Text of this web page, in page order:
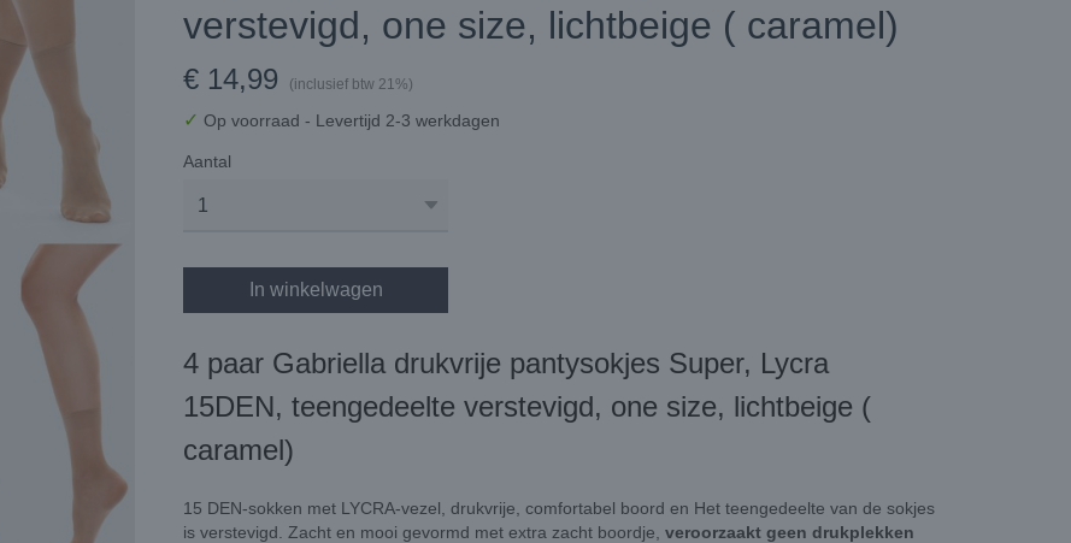
verstevigd, one size, lichtbeige ( caramel)
€ 14,99 (inclusief btw 21%)
✓ Op voorraad - Levertijd 2-3 werkdagen
Aantal
In winkelwagen
4 paar Gabriella drukvrije pantysokjes Super, Lycra
15DEN, teengedeelte verstevigd, one size, lichtbeige (
caramel)
15 DEN-sokken met LYCRA-vezel, drukvrije, comfortabel boord en Het teengedeelte van de sokjes
is verstevigd. Zacht en mooi gevormd met extra zacht boordje, veroorzaakt geen drukplekken